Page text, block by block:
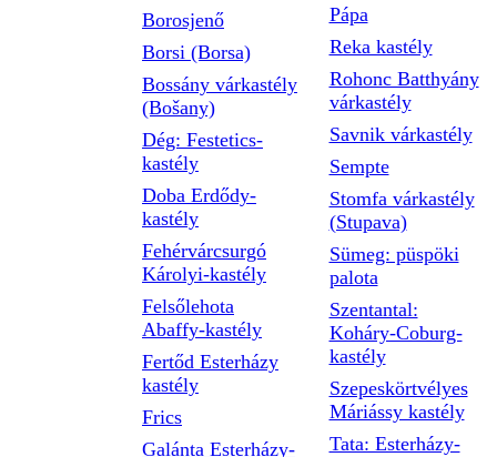
Borosjenő
Borsi (Borsa)
Bossány várkastély
(Bošany)
Dég: Festetics-
kastély
Doba Erdődy-
kastély
Fehérvárcsurgó
Károlyi-kastély
Felsőlehota
Abaffy-kastély
Fertőd Esterházy
kastély
Frics
Galánta Esterházy-
Pápa
Reka kastély
Rohonc Batthyány
várkastély
Savnik várkastély
Sempte
Stomfa várkastély
(Stupava)
Sümeg: püspöki
palota
Szentantal:
Koháry-Coburg-
kastély
Szepeskörtvélyes
Máriássy kastély
Tata: Esterházy-